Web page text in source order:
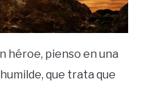
héroe, pienso en una
que trata que